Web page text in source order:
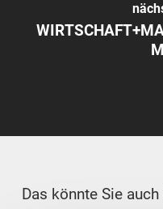
Das könnte Sie